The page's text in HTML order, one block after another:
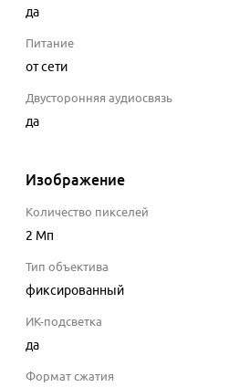
да
Питание
от сети
Двусторонняя аудиосвязь
да
Изображение
Количество пикселей
2 Мп
Тип объектива
фиксированный
ИК-подсветка
да
Формат сжатия